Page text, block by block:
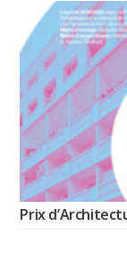
Prix